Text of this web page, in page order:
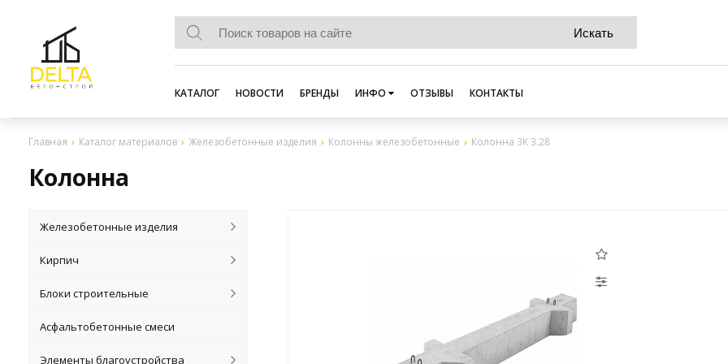
КАТАЛОГ НОВОСТИ БРЕНДЫ ИНФО ОТЗЫВЫ КОНТАКТЫ
Главная Каталог материалов Железобетонные изделия Колонны железобетонные Колонна 3К 3.28
Колонна
Железобетонные изделия
Кирпич
Блоки строительные
Асфальтобетонные смеси
Элементы благоустройства